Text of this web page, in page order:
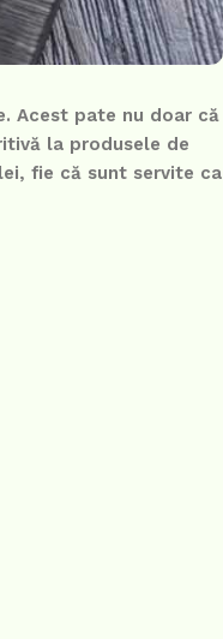
Acest pate nu doar că
la produsele de
fie că sunt servite ca